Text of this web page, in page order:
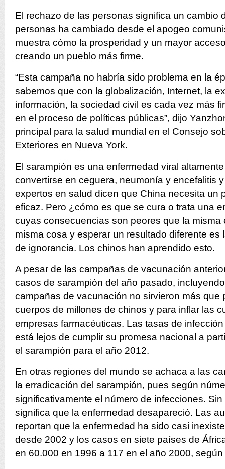
El rechazo de las personas significa un cambio
personas ha cambiado desde el apogeo
muestra cómo la prosperidad y un mayor
creando un pueblo más firme.
“Esta campaña no habría sido problema en la
sabemos que con la globalización, Internet, la
información, la sociedad civil es cada vez más
en el proceso de políticas públicas”, dijo
principal para la salud mundial en el Consejo
Exteriores en Nueva York.
El sarampión es una enfermedad viral
convertirse en ceguera, neumonía y encefalitis
expertos en salud dicen que China necesita un
eficaz. Pero ¿cómo es que se cura o trata una
cuyas consecuencias son peores que la misma
misma cosa y esperar un resultado diferente es
de ignorancia. Los chinos han aprendido esto.
A pesar de las campañas de vacunación
casos de sarampión del año pasado,
campañas de vacunación no sirvieron más que
cuerpos de millones de chinos y para inflar las
empresas farmacéuticas. Las tasas de
está lejos de cumplir su promesa nacional a
el sarampión para el año 2012.
En otras regiones del mundo se achaca a las
la erradicación del sarampión, pues según
significativamente el número de infecciones.
significa que la enfermedad desapareció. Las
reportan que la enfermedad ha sido casi
desde 2002 y los casos en siete países de
en 60.000 en 1996 a 117 en el año 2000, según